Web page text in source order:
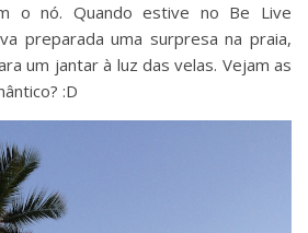
o nó. Quando estive no Be Live
preparada uma surpresa na praia,
um jantar à luz das velas. Vejam as
:D